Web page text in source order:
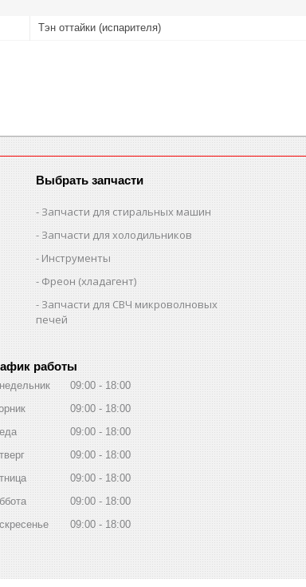
Тэн оттайки (испарителя)
Выбрать запчасти
Запчасти для стиральных машин
Запчасти для холодильников
Инструменты
Фреон (хладагент)
Запчасти для СВЧ микроволновых
печей
работы
09:00
18:00
09:00
18:00
09:00
18:00
09:00
18:00
09:00
18:00
09:00
18:00
09:00 18:00